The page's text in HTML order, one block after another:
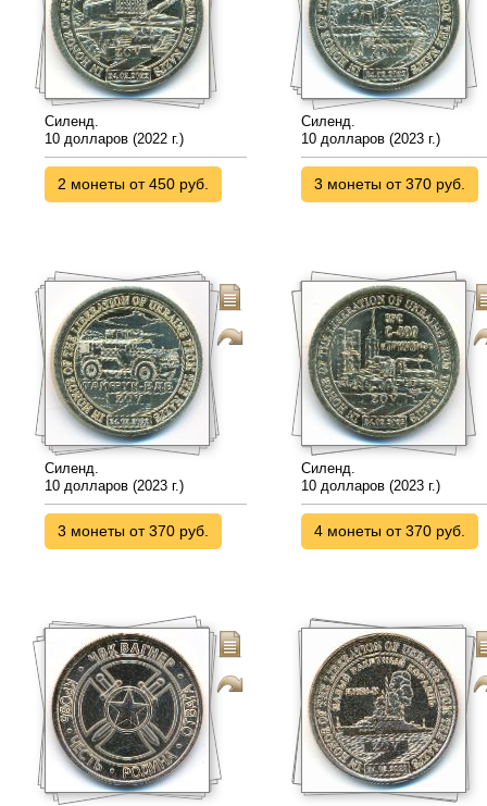
Силенд.
10 долларов (2022 г.)
2 монеты от 450 руб.
Силенд.
10 долларов (2023 г.)
3 монеты от 370 руб.
Силенд.
10 долларов (2023 г.)
3 монеты от 370 руб.
Силенд.
10 долларов (2023 г.)
4 монеты от 370 руб.